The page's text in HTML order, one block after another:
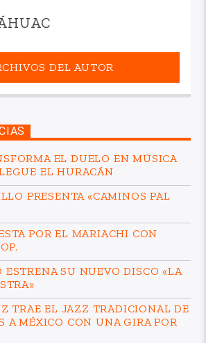
DEL AUTOR
EL DUELO EN MÚSICA
EL HURACÁN
PRESENTA «CAMINOS PAL
POR EL MARIACHI CON
SU NUEVO DISCO «LA
TRAE EL JAZZ TRADICIONAL DE
A MÉXICO CON UNA GIRA POR